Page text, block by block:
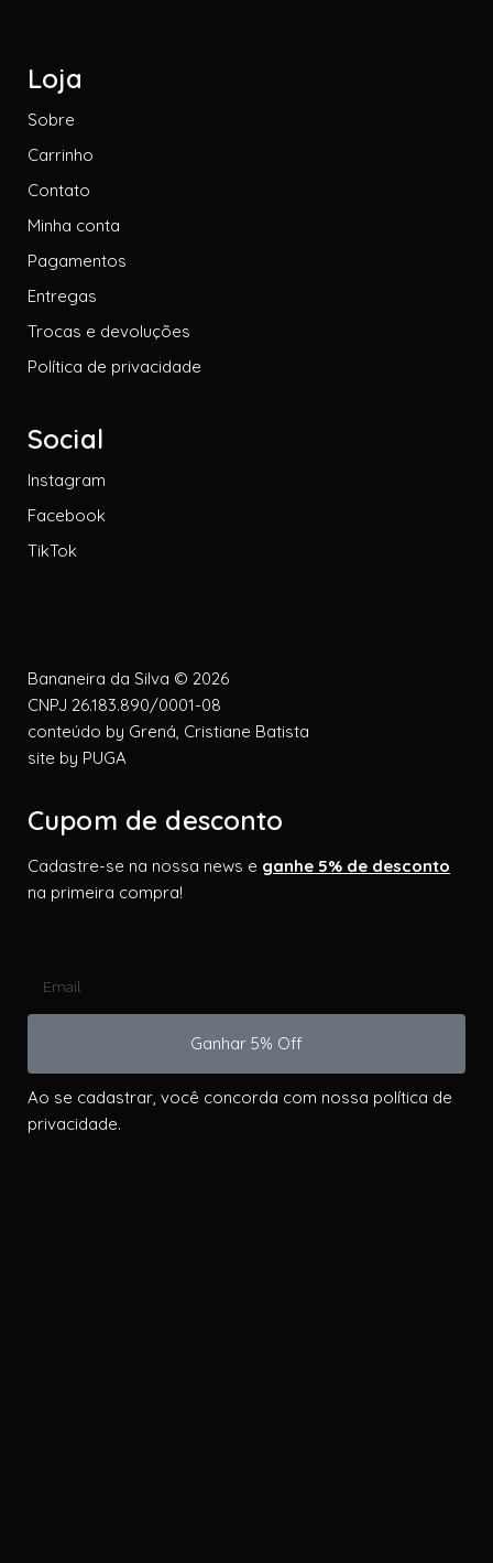
Loja
Sobre
Carrinho
Contato
Minha conta
Pagamentos
Entregas
Trocas e devoluções
Política de privacidade
Social
Instagram
Facebook
TikTok
Bananeira da Silva © 2026
CNPJ 26.183.890/0001-08
conteúdo by Grená, Cristiane Batista
site by PUGA
Cupom de desconto
Cadastre-se na nossa news e ganhe 5% de desconto
na primeira compra!
Ganhar 5% Off
Ao se cadastrar, você concorda com nossa política de
privacidade.